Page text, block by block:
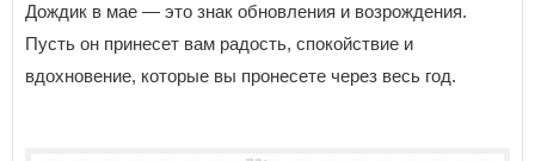
Дождик в мае — это знак обновления и возрождения.
Пусть он принесет вам радость, спокойствие и
вдохновение, которые вы пронесете через весь год.